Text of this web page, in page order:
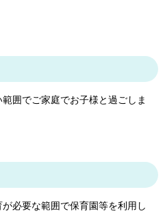
囲でご家庭でお子様と過ごしま
必要な範囲で保育園等を利用し